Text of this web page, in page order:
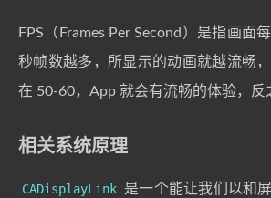
FPS（Frames Per Second）是指画面
秒帧数越多，所显示的动画就越流畅
在 50-60，App 就会有流畅的体验，反
相关系统原理
CADisplayLink 是一个能让我们以和